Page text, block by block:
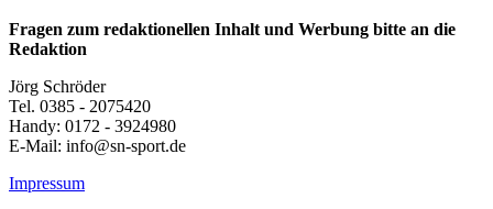
Fragen zum redaktionellen Inhalt und Werbung bitte an die
Redaktion
Jörg Schröder
Tel. 0385 - 2075420
Handy: 0172 - 3924980
E-Mail: info@sn-sport.de
Impressum